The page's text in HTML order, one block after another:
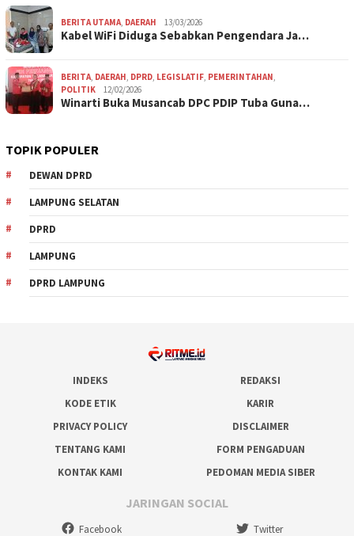
BERITA UTAMA DAERAH 13/03/2026
Kabel WiFi Diduga Sebabkan Pengendara Ja…
BERITA DAERAH DPRD LEGISLATIF PEMERINTAHAN
POLITIK
12/02/2026
Winarti Buka Musancab DPC PDIP Tuba Guna…
TOPIK POPULER
DEWAN DPRD
LAMPUNG SELATAN
DPRD
LAMPUNG
DPRD LAMPUNG
INDEKS
REDAKSI
KODE ETIK
KARIR
PRIVACY POLICY
DISCLAIMER
TENTANG KAMI
FORM PENGADUAN
KONTAK KAMI
PEDOMAN MEDIA SIBER
JARINGAN SOCIAL
Facebook Twitter